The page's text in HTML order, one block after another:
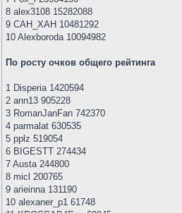
8 alex3108 15282088
9 CAH_XAH 10481292
10 Alexboroda 10094982
По росту очков общего рейтинга
1 Disperia 1420594
2 ann13 905228
3 RomanJanFan 742370
4 parmalat 630535
5 pplz 519054
6 BIGESTT 274434
7 Austa 244800
8 micl 200765
9 arieinna 131190
10 alexaner_p1 61748